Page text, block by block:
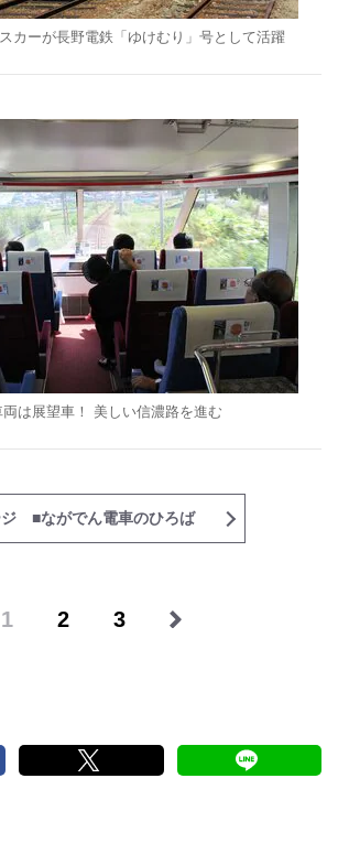
カーが長野電鉄「ゆけむり」号として活躍
は展望車！ 美しい信濃路を進む
■ながでん電車のひろば
1 2 3